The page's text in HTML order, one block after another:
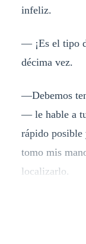
infeliz.
— ¡Es el tipo
décima vez.
—Debemos
— le hable a
rápido
tomo mis
localizarlo.